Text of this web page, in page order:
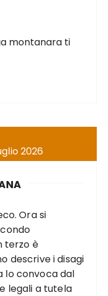
montanara ti
2026
Ora si
terzo è
descrive i disagi
lo convoca dal
legali a tutela